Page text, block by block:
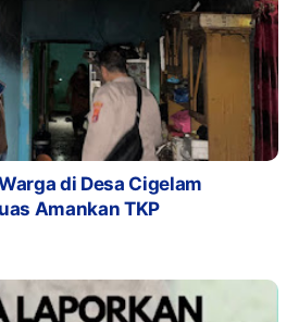
di Desa Cigelam
Amankan TKP